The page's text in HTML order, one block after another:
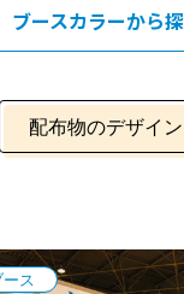
ブースカラーから
配布物のデザイン
ス